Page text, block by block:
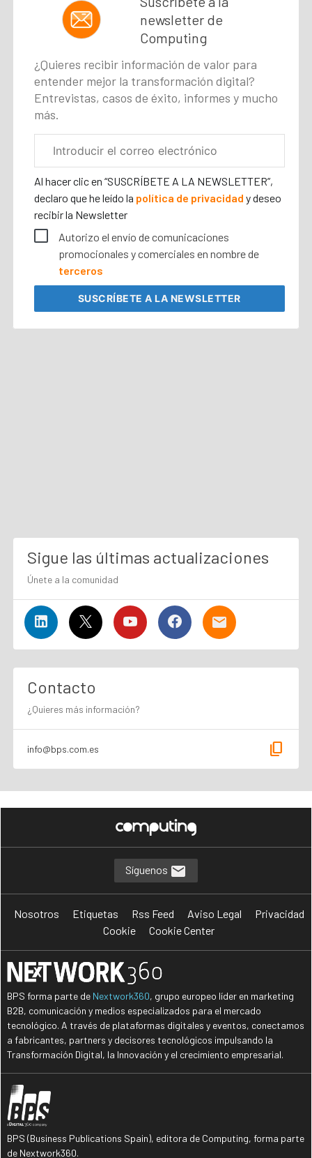
newsletter de
Computing
¿Quieres recibir información de valor para
entender mejor la transformación digital?
Entrevistas, casos de éxito, informes y mucho
más.
electrónico
corporativo
Al hacer clic en “SUSCRÍBETE A LA NEWSLETTER”,
declaro que he leído la política de privacidady deseo
recibir la Newsletter
Autorizo el envío de comunicaciones
promocionales y comerciales en nombre de
terceros
SUSCRÍBETEA LA NEWSLETTER
Sigue las últimas actualizaciones
Únete a la comunidad
Contacto
¿Quieres más información?
info@bps.com.es content_copy
Síguenos
Nosotros Etiquetas Rss Feed Aviso Legal
Privacidad
Cookie
Cookie Center
BPS forma parte de Nextwork360, grupo europeo líder en marketing
B2B, comunicación y medios especializados para el mercado
tecnológico. A través de plataformas digitales y eventos, conectamos
a fabricantes, partners y decisores tecnológicos impulsando la
Transformación Digital, la Innovación y el crecimiento empresarial.
BPS (Business Publications Spain), editora de Computing, forma parte
de Nextwork360.